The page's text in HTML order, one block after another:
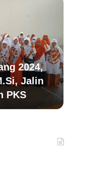
2024,
Jalin
PKS